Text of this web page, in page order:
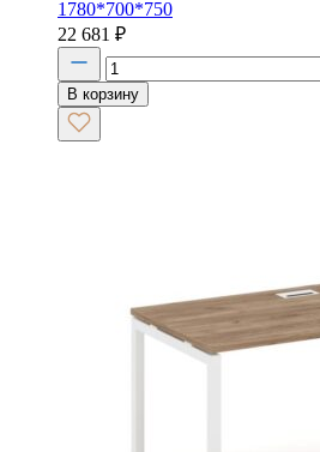
1780*700*750
22 681 ₽
В корзину